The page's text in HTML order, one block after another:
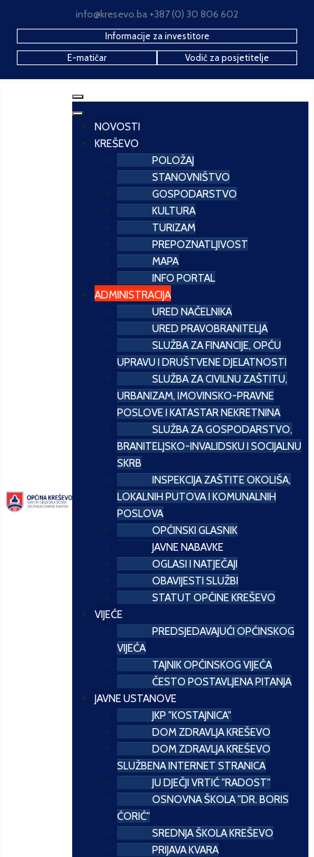
info@kresevo.ba +387 (0) 30 806 602
Informacije za investitore
E-matičar
Vodič za posjetitelje
NOVOSTI
KREŠEVO
POLOŽAJ
STANOVNIŠTVO
GOSPODARSTVO
KULTURA
TURIZAM
PREPOZNATLJIVOST
MAPA
INFO PORTAL
ADMINISTRACIJA
URED NAČELNIKA
URED PRAVOBRANITELJA
SLUŽBA ZA FINANCIJE, OPĆU
UPRAVU I DRUŠTVENE DJELATNOSTI
SLUŽBA ZA CIVILNU ZAŠTITU,
URBANIZAM, IMOVINSKO-PRAVNE
POSLOVE I KATASTAR NEKRETNINA
SLUŽBA ZA GOSPODARSTVO,
BRANITELJSKO-INVALIDSKU I SOCIJALNU
SKRB
INSPEKCIJA ZAŠTITE OKOLIŠA,
LOKALNIH PUTOVA I KOMUNALNIH
POSLOVA
OPĆINSKI GLASNIK
JAVNE NABAVKE
OGLASI I NATJEČAJI
OBAVIJESTI SLUŽBI
STATUT OPĆINE KREŠEVO
VIJEĆE
PREDSJEDAVAJUĆI OPĆINSKOG
VIJEĆA
TAJNIK OPĆINSKOG VIJEĆA
ČESTO POSTAVLJENA PITANJA
JAVNE USTANOVE
JKP "KOSTAJNICA"
DOM ZDRAVLJA KREŠEVO
DOM ZDRAVLJA KREŠEVO
SLUŽBENA INTERNET STRANICA
JU DJEČJI VRTIĆ "RADOST"
OSNOVNA ŠKOLA "DR. BORIS
ĆORIĆ"
SREDNJA ŠKOLA KREŠEVO
PRIJAVA KVARA